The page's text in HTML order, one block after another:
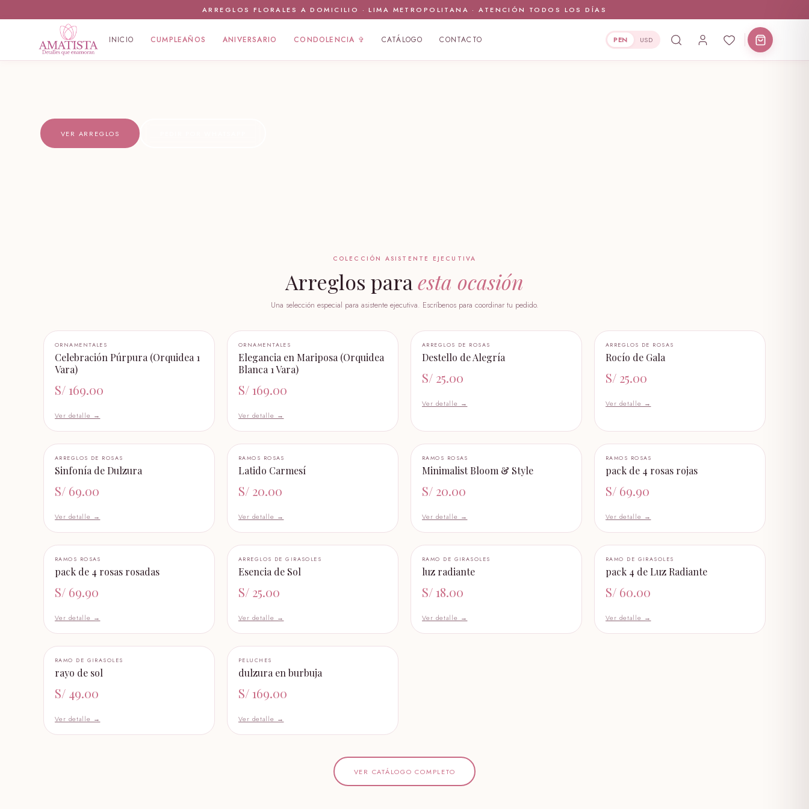
ARREGLOS FLORALES A DOMICILIO · LIMA METROPOLITANA · ATENCIÓN TODOS LOS DÍAS
INICIO CUMPLEAÑOS ANIVERSARIO CONDOLENCIA ✞ CATÁLOGO CONTACTO PEN USD
VER ARREGLOS
COLECCIÓN ASISTENTE EJECUTIVA
Arreglos paraesta ocasión
Una selección especial para asistente ejecutiva. Escríbenos para coordinar tu pedido.
+ AÑADIR AL CARRITO
ORNAMENTALES
Celebración Púrpura (Orquidea 1
Vara)
S/169.00
Ver detalle →
+ AÑADIR AL CARRITO
ORNAMENTALES
Elegancia en Mariposa (Orquidea
Blanca 1 Vara)
S/169.00
Ver detalle →
+ AÑADIR AL CARRITO
ARREGLOS DE ROSAS
Destello de Alegría
S/ 25.00
Ver detalle →
+ AÑADIR AL CARRITO
ARREGLOS DE ROSAS
Rocío de Gala
S/ 25.00
Ver detalle →
+ AÑADIR AL CARRITO
ARREGLOS DE ROSAS
Sinfonía de Dulzura
S/ 69.00
Ver detalle →
+ AÑADIR AL CARRITO
RAMOS ROSAS
Latido Carmesí
S/ 20.00
Ver detalle →
+ AÑADIR AL CARRITO
RAMOS ROSAS
Minimalist Bloom & Style
S/ 20.00
Ver detalle →
+ AÑADIR AL CARRITO
RAMOS ROSAS
pack de 4 rosas rojas
S/ 69.90
Ver detalle →
+ AÑADIR AL CARRITO
RAMOS ROSAS
pack de 4 rosas rosadas
S/ 69.90
Ver detalle →
+ AÑADIR AL CARRITO
ARREGLOS DE GIRASOLES
Esencia de Sol
S/ 25.00
Ver detalle →
+ AÑADIR AL CARRITO
RAMO DE GIRASOLES
luz radiante
S/18.00
Ver detalle →
+ AÑADIR AL CARRITO
RAMO DE GIRASOLES
pack 4 de Luz Radiante
S/ 60.00
Ver detalle →
+ AÑADIR AL CARRITO
RAMO DE GIRASOLES
rayo de sol
S/ 49.00
Ver detalle →
+ AÑADIR AL CARRITO
PELUCHES
dulzura en burbuja
S/169.00
Ver detalle →
VER CATÁLOGO COMPLETO